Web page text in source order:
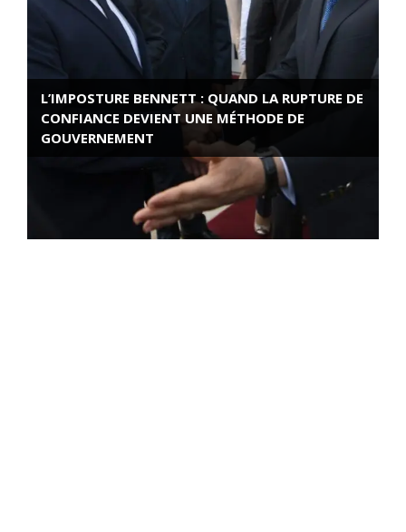
L’IMPOSTURE BENNETT : QUAND LA RUPTURE DE
CONFIANCE DEVIENT UNE MÉTHODE DE
GOUVERNEMENT
ROSE VALLAND, HEROÏNE DE LA RESISTANCE